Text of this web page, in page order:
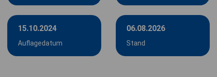
15.10.2024
Auflagedatum
06.08.2026
Stand